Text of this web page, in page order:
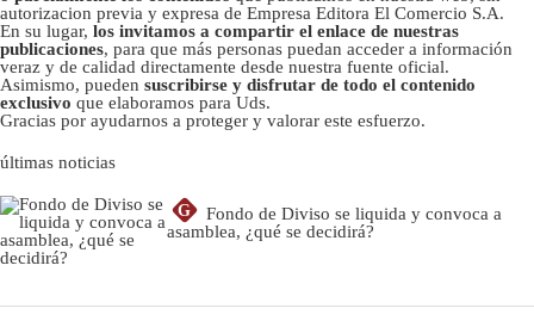
autorizacion previa y expresa de Empresa Editora El Comercio S.A.
En su lugar, los invitamos a compartir el enlace de nuestras
publicaciones, para que más personas puedan acceder a información
veraz y de calidad directamente desde nuestra fuente oficial.
Asimismo, pueden suscribirse y disfrutar de todo el contenido
exclusivo que elaboramos para Uds.
Gracias por ayudarnos a proteger y valorar este esfuerzo.
últimas noticias
G
Fondo de Diviso se liquida y convoca a
asamblea, ¿qué se decidirá?